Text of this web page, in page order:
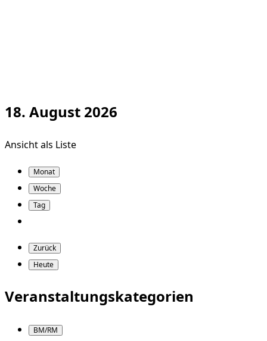
18. August 2026
Ansicht als Liste
Monat
Woche
Tag
Zurück
Heute
Veranstaltungskategorien
BM/RM